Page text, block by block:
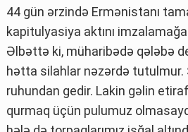
44 gün ərzində Ermənistanı
kapitulyasiya aktını
Əlbəttə ki, müharibədə qələbə
hətta silahlar nəzərdə tutulmur.
ruhundan gedir. Lakin gəlin
qurmaq üçün pulumuz